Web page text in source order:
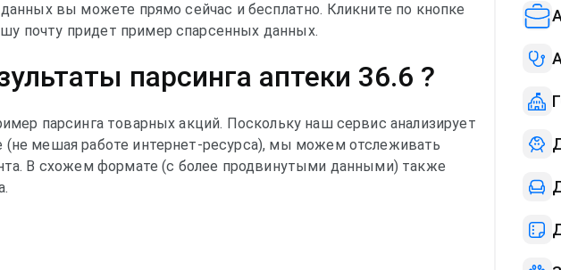
вы можете прямо сейчас и бесплатно. Кликните по кнопке
придет пример спарсенных данных.
парсинга аптеки 36.6 ?
парсинга товарных акций. Поскольку наш сервис анализирует
мешая работе интернет-ресурса), мы можем отслеживать
В схожем формате (с более продвинутыми данными) также